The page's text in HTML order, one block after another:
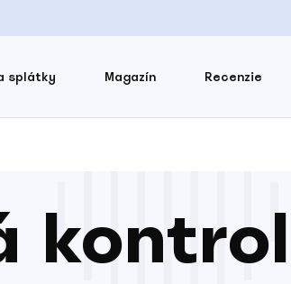
splátky Magazín Recenzie